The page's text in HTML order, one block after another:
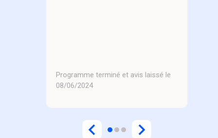
Programme terminé et avis laissé le
08/06/2024